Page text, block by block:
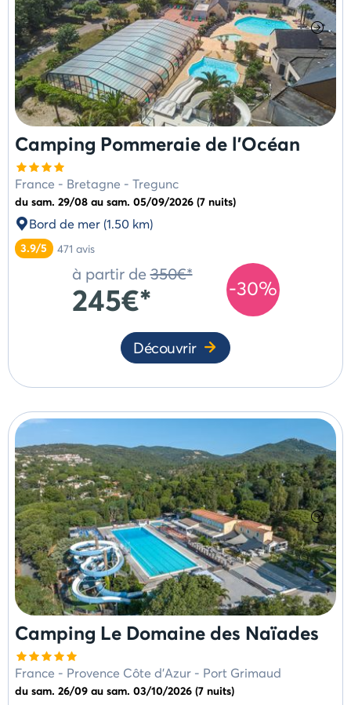
Camping Pommeraie de l'Océan
France - Bretagne - Tregunc
du sam. 29/08 au sam. 05/09/2026 (7 nuits)
Bord de mer (1.50 km)
3.9/5 471 avis
-30%
à partir de 350€*
245€*
Découvrir
Camping Le Domaine des Naïades
France - Provence Côte d'Azur - Port Grimaud
du sam. 26/09 au sam. 03/10/2026 (7 nuits)